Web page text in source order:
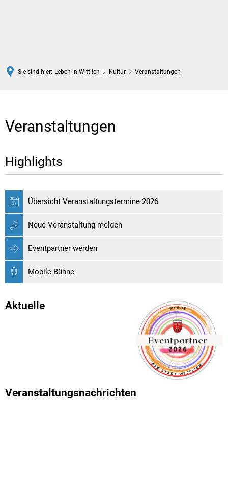
Sie sind hier: Leben in Wittlich Kultur Veranstaltungen
Veranstaltungen
Highlights
Übersicht Veranstaltungstermine 2026
Neue Veranstaltung melden
Eventpartner werden
Mobile Bühne
Aktuelle
Veranstaltungsnachrichten